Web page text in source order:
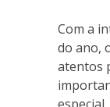
Com a
do ano,
atentos